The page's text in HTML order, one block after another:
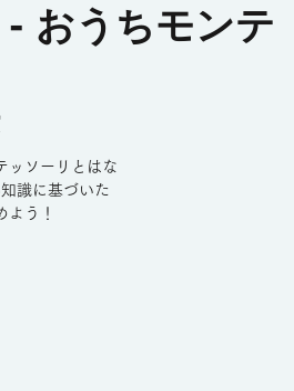
おうちモンテ
ッソーリとはな
識に基づいた
う！